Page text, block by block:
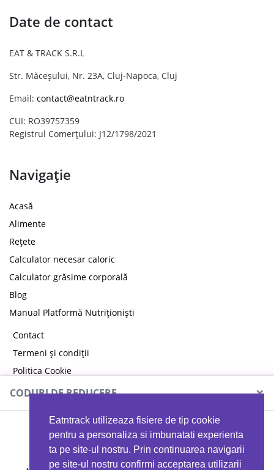
Eatntrack utilizeaza fisiere de tip cookie
pentru a personaliza si imbunatati experienta
ta pe site-ul nostru. Prin continuarea navigarii
pe site-ul nostru confirmi acceptarea utilizarii
Date de contact
EAT & TRACK S.R.L
Str. Măceșului, Nr. 23A, Cluj-Napoca, Cluj
Email: contact@eatntrack.ro
CUI: RO39757359
Registrul Comerțului: J12/1798/2021
Navigație
Acasă
Alimente
Rețete
Calculator necesar caloric
Calculator grăsime corporală
Blog
Manual Platformă Nutriționiști
Contact
Termeni și condiții
Politica Cookie
Politica de confidențialitate
CODURI DE REDUCERE ×
MYPROTEIN